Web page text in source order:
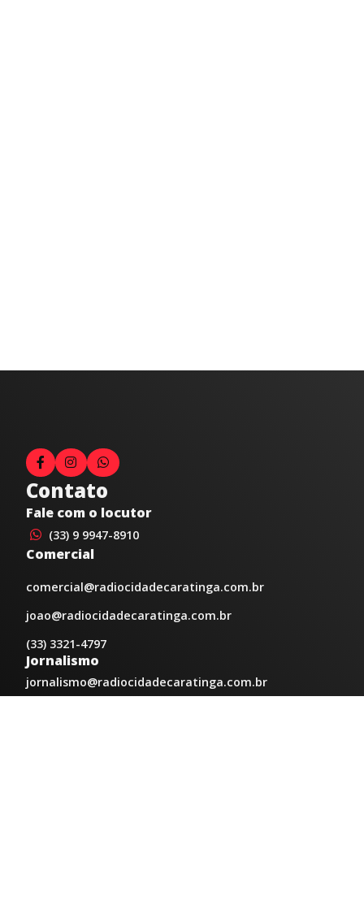
Contato
Fale com o locutor
(33) 9 9947-8910
Comercial
comercial@radiocidadecaratinga.com.br
joao@radiocidadecaratinga.com.br
(33) 3321-4797
Jornalismo
jornalismo@radiocidadecaratinga.com.br
Atendimentos